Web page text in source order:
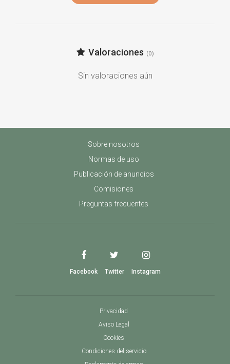
Valoraciones (0)
Sin valoraciones aún
Sobre nosotros
Normas de uso
Publicación de anuncios
Comisiones
Preguntas frecuentes
Facebook Twitter Instagram
Privacidad
Aviso Legal
Cookies
Condiciones del servicio